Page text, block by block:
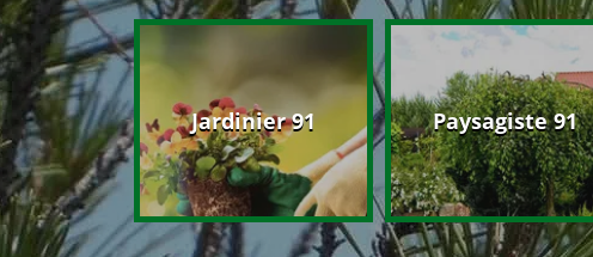
91 Jardinier 91 Paysagiste 91